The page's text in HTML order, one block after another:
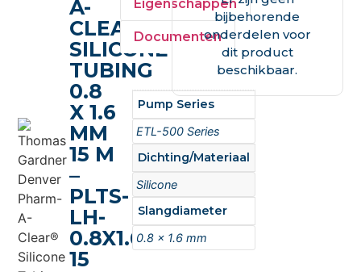
A-
CLEAR®
SILICONE
TUBING
0.8
X 1.6
MM
15 M
–
PLTS-
LH-
0.8X1.6-
15
Eigenschappen
Documenten
Pump Series
ETL-500 Series
Dichting/Materiaal
Silicone
Slangdiameter
0.8 x 1.6 mm
bijbehorende
onderdelen voor
dit product
beschikbaar.